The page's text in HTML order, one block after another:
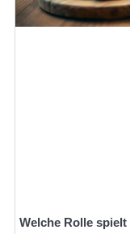
Welche Rolle